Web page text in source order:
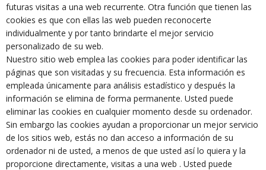
futuras visitas a una web recurrente. Otra función que tienen las
cookies es que con ellas las web pueden reconocerte
individualmente y por tanto brindarte el mejor servicio
personalizado de su web.
Nuestro sitio web emplea las cookies para poder identificar las
páginas que son visitadas y su frecuencia. Esta información es
empleada únicamente para análisis estadístico y después la
información se elimina de forma permanente. Usted puede
eliminar las cookies en cualquier momento desde su ordenador.
Sin embargo las cookies ayudan a proporcionar un mejor servicio
de los sitios web, estás no dan acceso a información de su
ordenador ni de usted, a menos de que usted así lo quiera y la
proporcione directamente, visitas a una web . Usted puede